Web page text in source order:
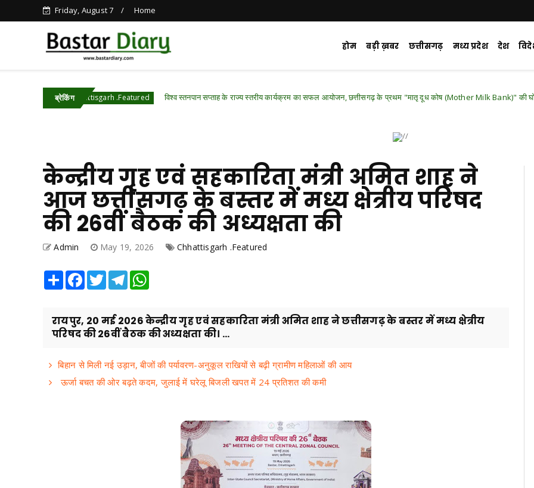
Friday, August 7 Home
होम बड़ी ख़बर छत्तीसगढ़ मध्य प्रदेश देश
ब्रेकिंग
Chhattisgarh .Featured विश्व स्तनपान सप्ताह के राज्य स्तरीय कार्यक्रम का सफल आयोजन, छत्तीसगढ़ के प्रथम "मातृ दूध कोष (Mother Milk Bank)" की घोषणा
केन्द्रीय गृह एवं सहकारिता मंत्री अमित शाह ने
आज छत्तीसगढ़ के बस्तर में मध्य क्षेत्रीय परिषद
की 26वीं बैठक की अध्यक्षता की
Admin May 19, 2026 Chhattisgarh .Featured
Share Facebook
TwitterTelegram
रायपुर, 20 मई 2026 केन्द्रीय गृह एवं सहकारिता मंत्री अमित शाह ने छत्तीसगढ़ के बस्तर में मध्य क्षेत्रीय
परिषद की 26वीं बैठक की अध्यक्षता की। ...
बिहान से मिली नई उड़ान, बीजों की पर्यावरण-अनुकूल राखियों से बढ़ी ग्रामीण महिलाओं की आय
ऊर्जा बचत की ओर बढ़ते कदम, जुलाई में घरेलू बिजली खपत में 24 प्रतिशत की कमी